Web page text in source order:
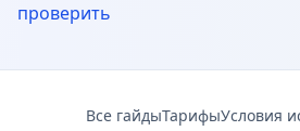
проверить
Все гайдыТарифыУсловия